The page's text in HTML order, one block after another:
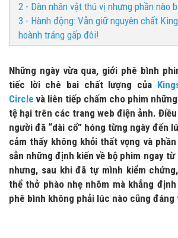
2 - Dàn nhân vật thú vị nhưng phần nào
3 - Hành động: Vẫn giữ nguyên chất
hoành tráng gấp đôi!
Những ngày vừa qua, giới phê bình
tiếc lời chê bai chất lượng của
Circle và liên tiếp chấm cho phim
tệ hại trên các trang web điện ảnh.
người đã “dài cổ” hóng từng ngày đến
cảm thấy không khỏi thất vọng và
sẵn những định kiến về bộ phim ngay
nhưng, sau khi đã tự mình kiểm
thể thở phào nhẹ nhõm mà khẳng
phê bình không phải lúc nào cũng đáng